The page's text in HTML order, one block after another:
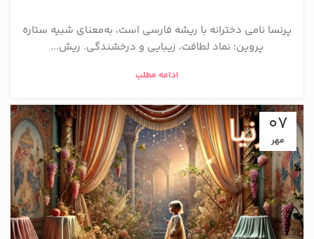
پرنسا نامی دخترانه با ریشه فارسی است، به‌معنای شبیه ستاره
پروین؛ نماد لطافت، زیبایی و درخشندگی. ریش...
ادامه مطلب
07
مهر